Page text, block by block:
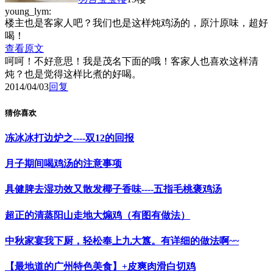
young_lym:
楼主也是客家人吧？我们也是这样炖鸡汤的，原汁原味，超好
喝！
查看原文
呵呵！不好意思！我是茂名下面的哦！客家人也喜欢这样清
炖？也是觉得这样比煮的好喝。
2014/04/03回复
猜你喜欢
冻冰冰打边炉之----双12的回报
月子期间喝鸡汤的注意事项
具健脾去湿功效又散发椰子香味----五指毛桃褒鸡汤
超正的清蒸阳山走地大煽鸡（有图有做法）
中秋家宴我下厨，轻松奉上九大簋。有详细的做法啊~~
【最地道的广州特色美食】+皮爽肉滑白切鸡